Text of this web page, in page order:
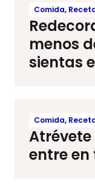
Comida,
menos
sientas
Comida,
entre